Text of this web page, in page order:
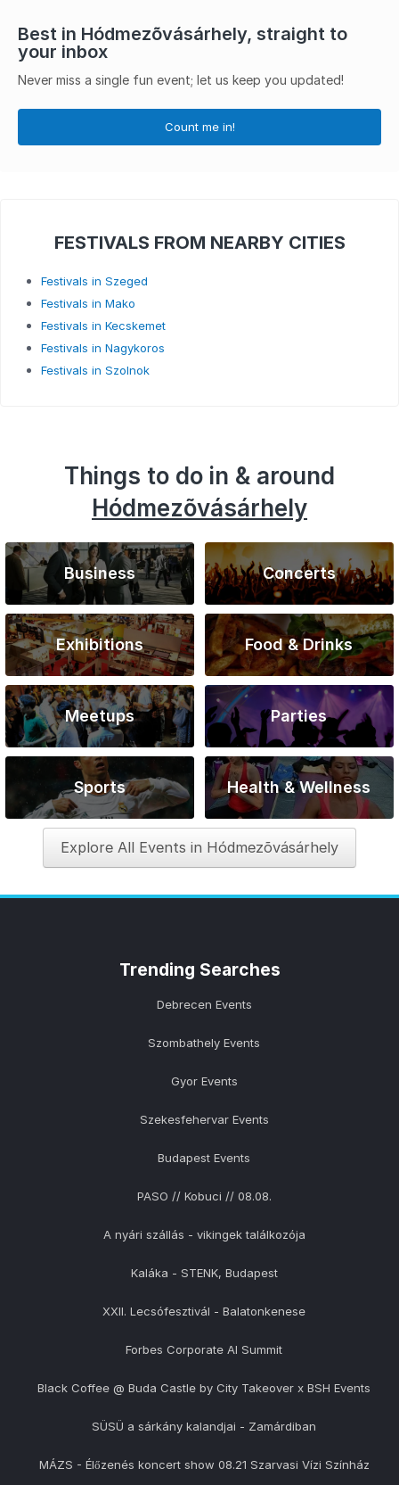
Best in Hódmezõvásárhely, straight to
your inbox
Never miss a single fun event; let us keep you updated!
Count me in!
FESTIVALS FROM NEARBY CITIES
Festivals in Szeged
Festivals in Mako
Festivals in Kecskemet
Festivals in Nagykoros
Festivals in Szolnok
Things to do in & around
Hódmezõvásárhely
Business Concerts
Exhibitions Food & Drinks
Meetups Parties
Sports Health & Wellness
Explore All Events in Hódmezõvásárhely
Trending Searches
Debrecen Events
Szombathely Events
Gyor Events
Szekesfehervar Events
Budapest Events
PASO // Kobuci // 08.08.
A nyári szállás - vikingek találkozója
Kaláka - STENK, Budapest
XXII. Lecsófesztivál - Balatonkenese
Forbes Corporate AI Summit
Black Coffee @ Buda Castle by City Takeover x BSH Events
SÜSÜ a sárkány kalandjai - Zamárdiban
MÁZS - Élőzenés koncert show 08.21 Szarvasi Vízi Színház